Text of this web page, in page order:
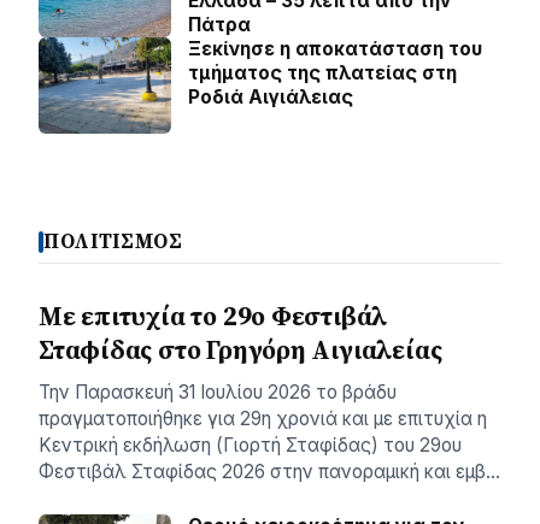
Πάτρα
Ξεκίνησε η αποκατάσταση του
τμήματος της πλατείας στη
Ροδιά Αιγιάλειας
ΠΟΛΙΤΙΣΜΟΣ
Με επιτυχία το 29ο Φεστιβάλ
Σταφίδας στο Γρηγόρη Aιγιαλείας
Την Παρασκευή 31 Ιουλίου 2026 το βράδυ
πραγματοποιήθηκε για 29η χρονιά και με επιτυχία η
Κεντρική εκδήλωση (Γιορτή Σταφίδας) του 29ου
Φεστιβάλ Σταφίδας 2026 στην πανοραμική και εμβ…